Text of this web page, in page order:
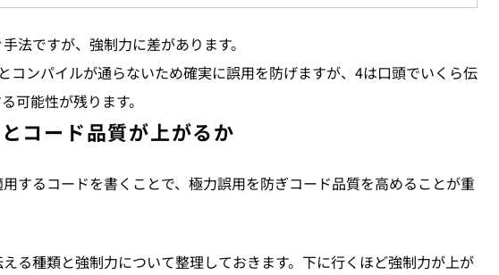
法ですが、強制力に差があります。
コンパイルが通らないため確実に誤用を防げますが、4は口頭でいくら伝
可能性が残ります。
コード品質が上がるか
するコードを書くことで、極力誤用を防ぎコード品質を高めることが重
る種類と強制力について整理しておきます。下に行くほど強制力が上が